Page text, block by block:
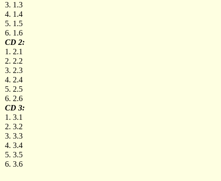
3. 1.3
4. 1.4
5. 1.5
6. 1.6
CD 2:
1. 2.1
2. 2.2
3. 2.3
4. 2.4
5. 2.5
6. 2.6
CD 3:
1. 3.1
2. 3.2
3. 3.3
4. 3.4
5. 3.5
6. 3.6